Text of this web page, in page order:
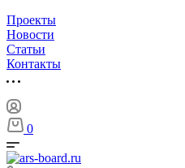
Проекты
Новости
Статьи
Контакты
0